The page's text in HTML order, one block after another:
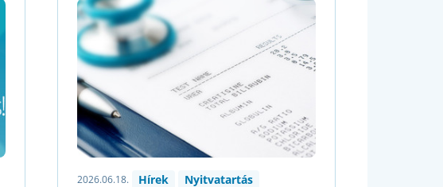
2026.06.18. Hírek Nyitvatartás